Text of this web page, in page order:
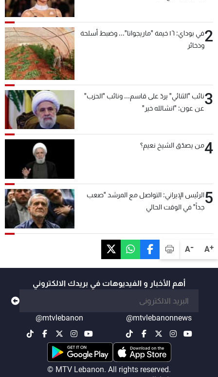
A+
A-
2
في بوداي: ١٦ خيمة "ماريجوانا"... وضبط أسلحة
وذخائر
3نائب "الثنائي" يردّ على قاسم... ونائب "الحزب"
عن عون: "انشالله خير"
4من يصدّق الشيخ نعيم؟
5الرئيس الإيراني: التواصل مع المرشد "صعب
جداً" في الوقت الحالي
أهم الأخبار و الفيديوهات في بريدك الالكتروني
@mtvlebanonnews
@mtvlebanon
© MTV Lebanon. All rights reserved.